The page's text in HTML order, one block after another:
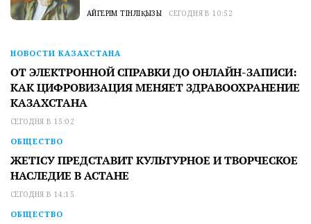
АЙГЕРІМ ТІНӘЛІҚЫЗЫ СЕГОДНЯ В 10:52
НОВОСТИ КАЗАХСТАНА
ОТ ЭЛЕКТРОННОЙ СПРАВКИ ДО ОНЛАЙН-ЗАПИСИ:
КАК ЦИФРОВИЗАЦИЯ МЕНЯЕТ ЗДРАВООХРАНЕНИЕ
КАЗАХСТАНА
СЕГОДНЯ В 15:02
ОБЩЕСТВО
ЖЕТІСУ ПРЕДСТАВИТ КУЛЬТУРНОЕ И ТВОРЧЕСКОЕ
НАСЛЕДИЕ В АСТАНЕ
СЕГОДНЯ В 14:15
ОБЩЕСТВО